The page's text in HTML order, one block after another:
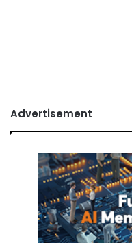
Advertisement